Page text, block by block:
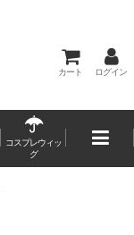
カート ログイン
コスプレウィッ
グ